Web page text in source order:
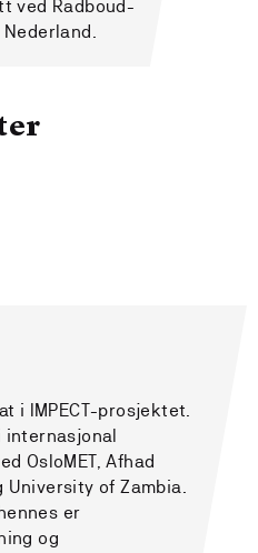
ved Radboud-
i IMPECT-prosjektet.
internasjonal
OsloMET, Afhad
University of Zambia.
er
og